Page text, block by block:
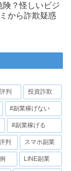
険？怪しいビジ
から詐欺疑惑
判 投資詐欺
#副業稼げない
#副業稼げる
判 スマホ副業
LINE副業